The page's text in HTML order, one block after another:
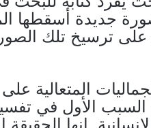
جديدة أسقطها
ترسيخ تلك
المتعالية
السبب الأول في